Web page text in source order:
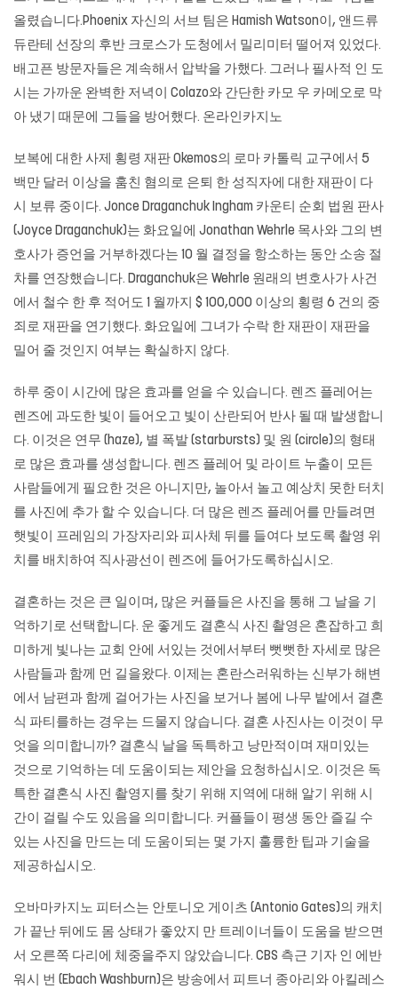
올렸습니다.Phoenix 자신의 서브 팀은 Hamish Watson이, 앤드류
듀란테 선장의 후반 크로스가 도청에서 밀리미터 떨어져 있었다.
배고픈 방문자들은 계속해서 압박을 가했다. 그러나 필사적 인 도
시는 가까운 완벽한 저녁이 Colazo와 간단한 카모 우 카메오로 막
아 냈기 때문에 그들을 방어했다. 온라인카지노
보복에 대한 사제 횡령 재판 Okemos의 로마 카톨릭 교구에서 5
백만 달러 이상을 훔친 혐의로 은퇴 한 성직자에 대한 재판이 다
시 보류 중이다. Jonce Draganchuk Ingham 카운티 순회 법원 판사
(Joyce Draganchuk)는 화요일에 Jonathan Wehrle 목사와 그의 변
호사가 증언을 거부하겠다는 10 월 결정을 항소하는 동안 소송 절
차를 연장했습니다. Draganchuk은 Wehrle 원래의 변호사가 사건
에서 철수 한 후 적어도 1 월까지 $ 100,000 이상의 횡령 6 건의 중
죄로 재판을 연기했다. 화요일에 그녀가 수락 한 재판이 재판을
밀어 줄 것인지 여부는 확실하지 않다.
하루 중이 시간에 많은 효과를 얻을 수 있습니다. 렌즈 플레어는
렌즈에 과도한 빛이 들어오고 빛이 산란되어 반사 될 때 발생합니
다. 이것은 연무 (haze), 별 폭발 (starbursts) 및 원 (circle)의 형태
로 많은 효과를 생성합니다. 렌즈 플레어 및 라이트 누출이 모든
사람들에게 필요한 것은 아니지만, 놀아서 놀고 예상치 못한 터치
를 사진에 추가 할 수 있습니다. 더 많은 렌즈 플레어를 만들려면
햇빛이 프레임의 가장자리와 피사체 뒤를 들여다 보도록 촬영 위
치를 배치하여 직사광선이 렌즈에 들어가도록하십시오.
결혼하는 것은 큰 일이며, 많은 커플들은 사진을 통해 그 날을 기
억하기로 선택합니다. 운 좋게도 결혼식 사진 촬영은 혼잡하고 희
미하게 빛나는 교회 안에 서있는 것에서부터 뻣뻣한 자세로 많은
사람들과 함께 먼 길을왔다. 이제는 혼란스러워하는 신부가 해변
에서 남편과 함께 걸어가는 사진을 보거나 봄에 나무 밭에서 결혼
식 파티를하는 경우는 드물지 않습니다. 결혼 사진사는 이것이 무
엇을 의미합니까? 결혼식 날을 독특하고 낭만적이며 재미있는
것으로 기억하는 데 도움이되는 제안을 요청하십시오. 이것은 독
특한 결혼식 사진 촬영지를 찾기 위해 지역에 대해 알기 위해 시
간이 걸릴 수도 있음을 의미합니다. 커플들이 평생 동안 즐길 수
있는 사진을 만드는 데 도움이되는 몇 가지 훌륭한 팁과 기술을
제공하십시오.
오바마카지노 피터스는 안토니오 게이츠 (Antonio Gates)의 캐치
가 끝난 뒤에도 몸 상태가 좋았지 만 트레이너들이 도움을 받으면
서 오른쪽 다리에 체중을주지 않았습니다. CBS 측근 기자 인 에반
워시 번 (Ebach Washburn)은 방송에서 피트너 종아리와 아킬레스